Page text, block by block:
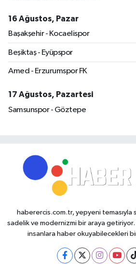
16 Ağustos, Pazar
Başakşehir - Kocaelispor
Beşiktaş - Eyüpspor
Amed - Erzurumspor FK
17 Ağustos, Pazartesi
Samsunspor - Göztepe
haberercis.com.tr, yepyeni temasıyla
sadelik ve modernizmi bir araya getiriyor.
insanlara haber okuyabilecekleri